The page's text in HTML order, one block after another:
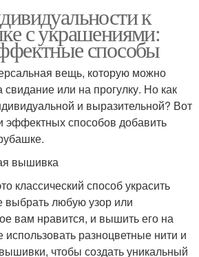
к
с украшениями:
способы
вещь, которую можно
свидание или на прогулку. Но как
и выразительной? Вот
эффектных способов добавить
вышивка
классический способ украсить
любую узор или
вам нравится, и вышить его на
разноцветные нити и
чтобы создать уникальный